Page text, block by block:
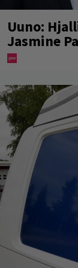
Uuno:
Jasmine